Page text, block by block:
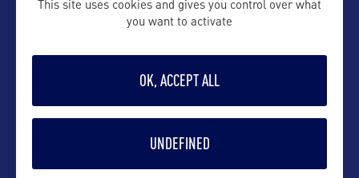
VOIR LE SITE
This site uses cookies and gives you control over what
you want to activate
OK, ACCEPT ALL
UNDEFINED